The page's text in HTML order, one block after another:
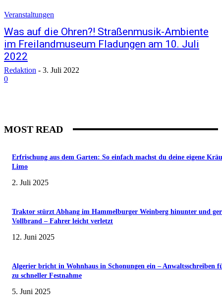
Veranstaltungen
Was auf die Ohren?! Straßenmusik-Ambiente
im Freilandmuseum Fladungen am 10. Juli
2022
Redaktion - 3. Juli 2022
0
MOST READ
Erfrischung aus dem Garten: So einfach machst du deine eigene
Limo
2. Juli 2025
Traktor stürzt Abhang im Hammelburger Weinberg hinunter und
Vollbrand – Fahrer leicht verletzt
12. Juni 2025
Algerier bricht in Wohnhaus in Schonungen ein – Anwaltsschreiben
zu schneller Festnahme
5. Juni 2025